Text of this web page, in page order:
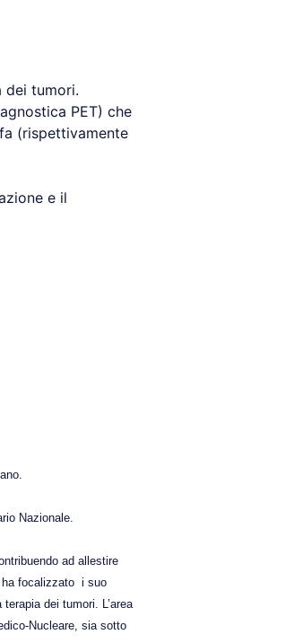
dei tumori.
PET) che
(rispettivamente
e il
Nazionale.
ad allestire
focalizzato i suo
dei tumori. L’area
Nucleare, sia sotto